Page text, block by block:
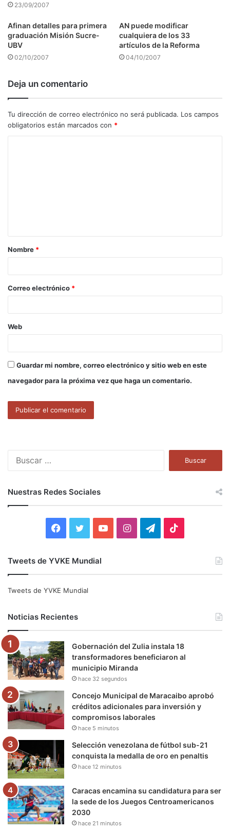
23/09/2007
Afinan detalles para primera
graduación Misión Sucre-
UBV
02/10/2007
AN puede modificar
cualquiera de los 33
artículos de la Reforma
04/10/2007
Deja un comentario
Tu dirección de correo electrónico no será publicada. Los campos
obligatorios están marcados con *
a
r
*
Nombre *
Correo electrónico *
Web
Guardar mi nombre, correo electrónico y sitio web en este
navegador para la próxima vez que haga un comentario.
:
Nuestras Redes Sociales
e
o
o
t
e
r
b
e
I
g
r
a
m
r
a
k
Tweets de YVKE Mundial
Tweets de YVKE Mundial
Noticias Recientes
Gobernación del Zulia instala 18
transformadores beneficiaron al
municipio Miranda
hace 32 segundos
Concejo Municipal de Maracaibo aprobó
créditos adicionales para inversión y
compromisos laborales
hace 5 minutos
Selección venezolana de fútbol sub-21
conquista la medalla de oro en penaltis
hace 12 minutos
Caracas encamina su candidatura para ser
la sede de los Juegos Centroamericanos
2030
hace 21 minutos